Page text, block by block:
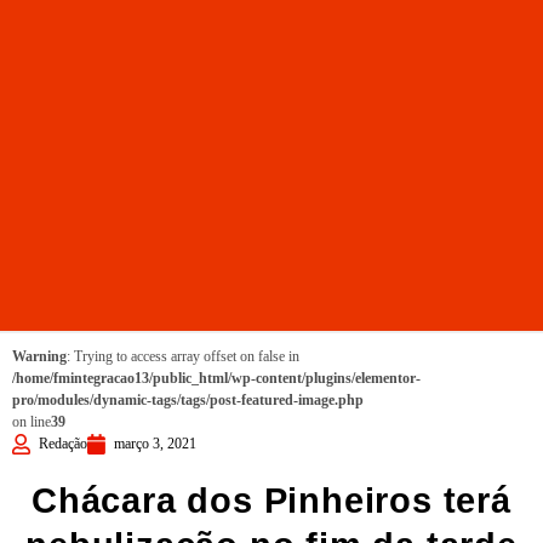
Warning: Trying to access array offset on false in
/home/fmintegracao13/public_html/wp-content/plugins/elementor-
pro/modules/dynamic-tags/tags/post-featured-image.php
on line39
Redação
março 3, 2021
Chácara dos Pinheiros terá